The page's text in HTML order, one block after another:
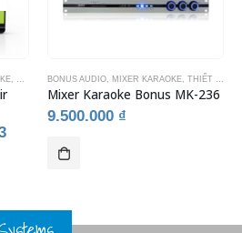
THIẾT BỊ KARAOKE
BONUS AUDIO MIXER KARAOKE THIẾT BỊ KARAOKE
Mixer Karaoke Bonus MK-236
9.500.000 ₫